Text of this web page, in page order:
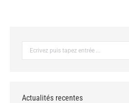
Actualités recentes